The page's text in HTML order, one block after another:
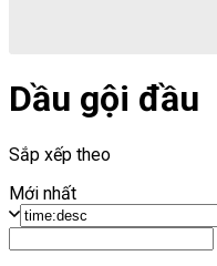
Dầu gội đầu
Sắp xếp theo
Mới nhất